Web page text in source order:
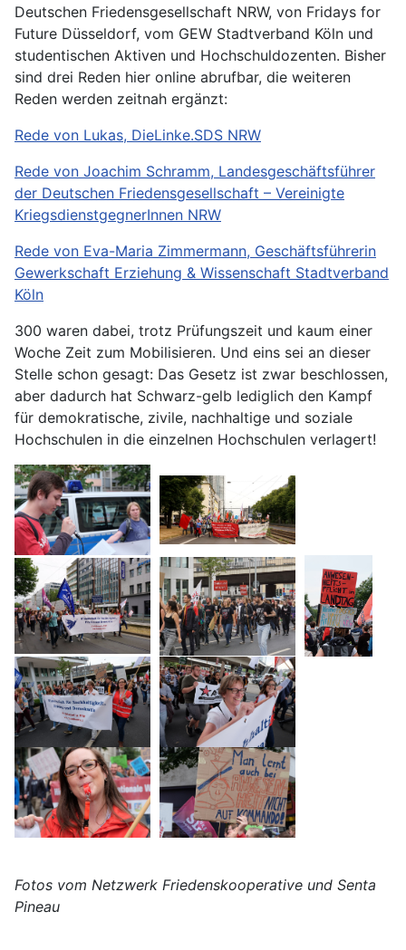
Deutschen Friedensgesellschaft NRW, von Fridays for
Future Düsseldorf, vom GEW Stadtverband Köln und
studentischen Aktiven und Hochschuldozenten. Bisher
sind drei Reden hier online abrufbar, die weiteren
Reden werden zeitnah ergänzt:
Rede von Lukas, DieLinke.SDS NRW
Rede von Joachim Schramm, Landesgeschäftsführer
der Deutschen Friedensgesellschaft – Vereinigte
KriegsdienstgegnerInnen NRW
Rede von Eva-Maria Zimmermann, Geschäftsführerin
Gewerkschaft Erziehung & Wissenschaft Stadtverband
Köln
300 waren dabei, trotz Prüfungszeit und kaum einer
Woche Zeit zum Mobilisieren. Und eins sei an dieser
Stelle schon gesagt: Das Gesetz ist zwar beschlossen,
aber dadurch hat Schwarz-gelb lediglich den Kampf
für demokratische, zivile, nachhaltige und soziale
Hochschulen in die einzelnen Hochschulen verlagert!
Fotos vom Netzwerk Friedenskooperative und Senta
Pineau